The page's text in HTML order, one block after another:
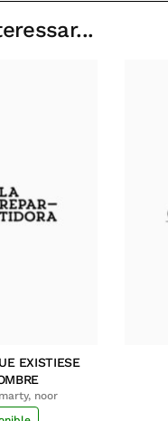
EXISTIESE
noor